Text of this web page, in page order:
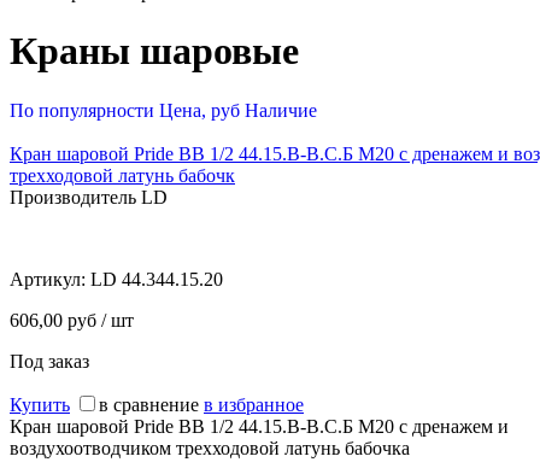
Краны шаровые
По популярности Цена, руб Наличие
Кран шаровой Pride ВВ 1/2 44.15.В-В.С.Б М20 с дренажем и
трехходовой латунь бабочк
Производитель LD
Артикул: LD 44.344.15.20
606,00 руб / шт
Под заказ
Купить в сравнение в избранное
Кран шаровой Pride ВВ 1/2 44.15.В-В.С.Б М20 с дренажем и
воздухоотводчиком трехходовой латунь бабочка